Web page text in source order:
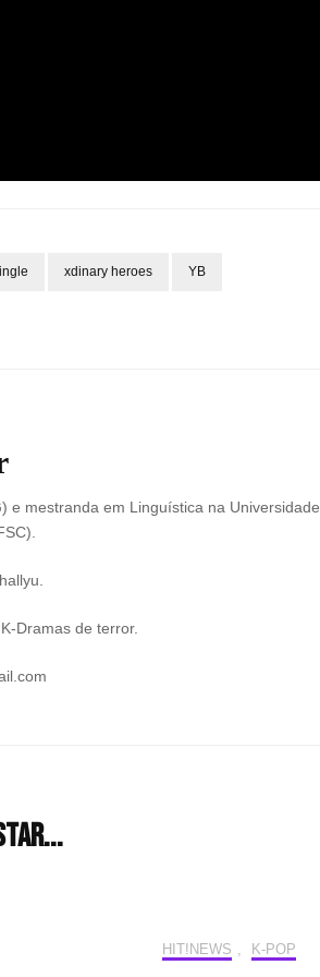
xdinary heroes YB
e mestranda em Linguística na Universidade
Dramas de terror.
HIT!NEWS , K-POP